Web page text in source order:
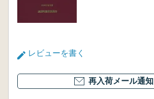
レビューを書く
再入荷メール通知